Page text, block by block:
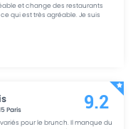
et change des restaurants
qui est très agréable. Je suis
Paris
pour le brunch. Il manque du
9.2